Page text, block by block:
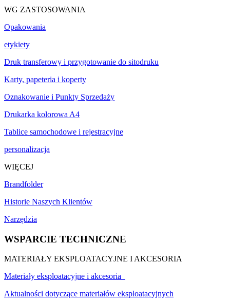
WG ZASTOSOWANIA
Opakowania
etykiety
Druk transferowy i przygotowanie do sitodruku
Karty, papeteria i koperty
Oznakowanie i Punkty Sprzedaży
Drukarka kolorowa A4
Tablice samochodowe i rejestracyjne
personalizacja
WIĘCEJ
Brandfolder
Historie Naszych Klientów
Narzędzia
WSPARCIE TECHNICZNE
MATERIAŁY EKSPLOATACYJNE I AKCESORIA
Materiały eksploatacyjne i akcesoria
Aktualności dotyczące materiałów eksploatacyjnych